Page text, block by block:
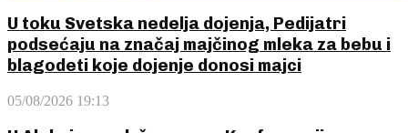
U toku Svetska nedelja dojenja, Pedijatri
podsećaju na značaj majčinog mleka za bebu i
blagodeti koje dojenje donosi majci
05/08/2026 19:13